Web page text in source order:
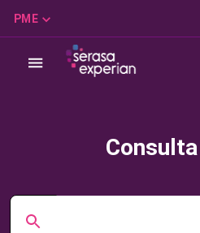
PME
Consulta